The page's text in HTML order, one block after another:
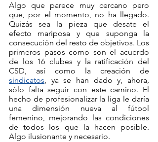
Algo que parece muy cercano pero
que, por el momento, no ha llegado.
Quizás sea la pieza que desate el
efecto mariposa y que suponga la
consecución del resto de objetivos. Los
primeros pasos como son el acuerdo
de los 16 clubes y la ratificación del
sindicatos, ya se han dado y, ahora,
sólo falta seguir con este camino. El
hecho de profesionalizar la liga le daría
una dimensión nueva al fútbol
femenino, mejorando las condiciones
de todos los que la hacen posible.
Algo ilusionante y necesario.